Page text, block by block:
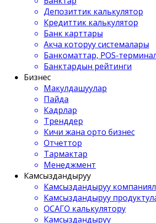
Депозиттик калькулятор
Кредиттик калькулятор
Банк карттары
Акча которуу системалары
Банкоматтар, POS-
Банктардын рейтинги
Бизнес
Макулдашуулар
Пайда
Кадрлар
Тренддер
Кичи жана орто бизнес
Отчеттор
Тармактар
Менеджмент
Камсыздандыруу
Камсыздандыруу
Камсыздандыруу
ОСАГО калькулятору
Камсыздандыруу